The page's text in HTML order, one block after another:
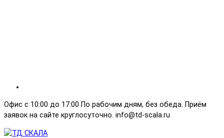
Офис с 10:00 до 17:00 По рабочим дням, без обеда. Приём
заявок на сайте круглосуточно. info@td-scala.ru